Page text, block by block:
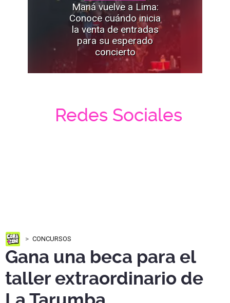
Maná vuelve a Lima:
Conoce cuándo inicia
la venta de entradas
para su esperado
concierto
Redes Sociales
CONCURSOS
Gana una beca para el
taller extraordinario de